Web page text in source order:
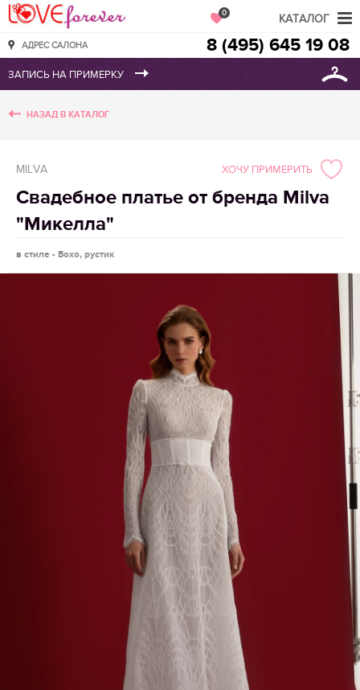
Love Forever
АДРЕС САЛОНА
0
8 (495) 645 19 08
НАЗАД В КАТАЛОГ
MILVA
Свадебное платье от бренда Milva
"Микелла"
в стиле - Бохо, рустик
ХОЧУ ПРИМЕРИТЬ
КАТАЛОГ